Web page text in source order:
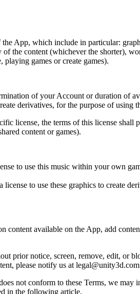
App, which include in particular:
the content (whichever the shorter),
games or create games).
of your Account or duration of
derivatives, for the purpose of using
license, the terms of this license
content or games).
to use this music within your own
license to use these graphics to create
content available on the App, add
prior notice, screen, remove, edit, or
please notify us at
not conform to these Terms, we
in the following article.